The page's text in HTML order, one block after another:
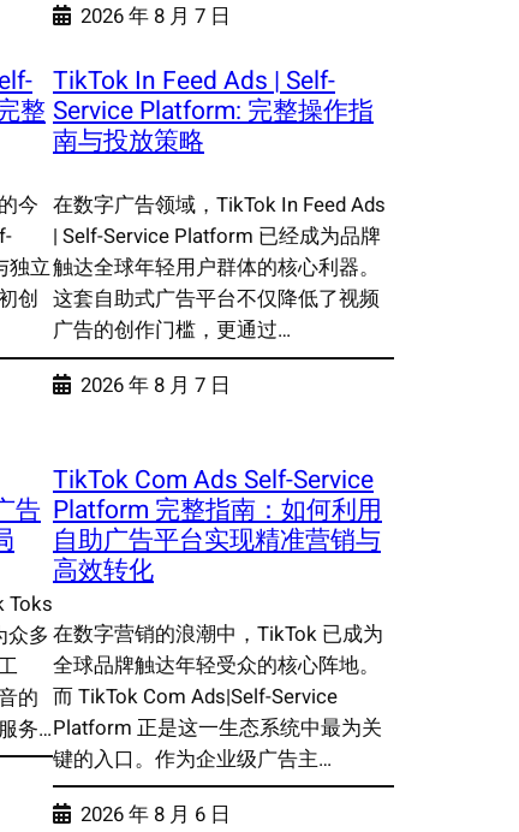
2026 年 8 月 7 日
整
今
独立
创
TikTok In Feed Ads | Self-
Service Platform: 完整操作指
南与投放策略
在数字广告领域，TikTok In Feed Ads
| Self-Service Platform 已经成为品牌
触达全球年轻用户群体的核心利器。
这套自助式广告平台不仅降低了视频
广告的创作门槛，更通过…
2026 年 8 月 7 日
告
Toks
众多
的
务…
TikTok Com Ads Self-Service
Platform 完整指南：如何利用
自助广告平台实现精准营销与
高效转化
在数字营销的浪潮中，TikTok 已成为
全球品牌触达年轻受众的核心阵地。
而 TikTok Com Ads|Self-Service
Platform 正是这一生态系统中最为关
键的入口。作为企业级广告主…
2026 年 8 月 6 日